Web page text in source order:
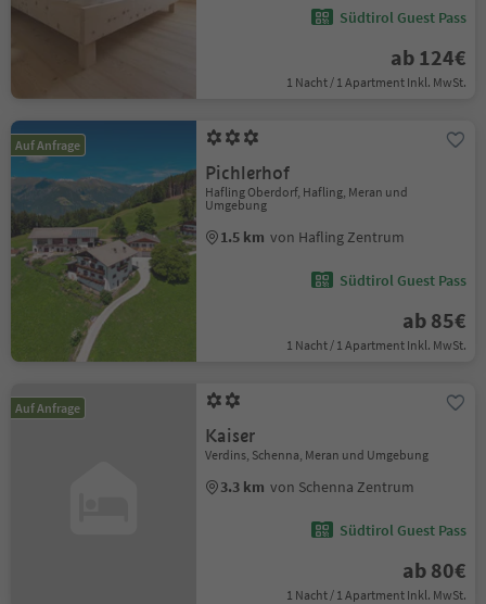
Südtirol Guest Pass
ab 124€
1 Nacht / 1 Apartment Inkl. MwSt.
Auf Anfrage
Pichlerhof
Hafling Oberdorf, Hafling, Meran und
Umgebung
1.5 km von Hafling Zentrum
Südtirol Guest Pass
ab 85€
1 Nacht / 1 Apartment Inkl. MwSt.
Auf Anfrage
Kaiser
Verdins, Schenna, Meran und Umgebung
3.3 km von Schenna Zentrum
Südtirol Guest Pass
ab 80€
1 Nacht / 1 Apartment Inkl. MwSt.